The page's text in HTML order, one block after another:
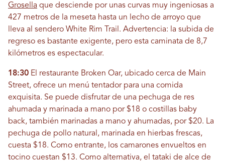
Grosella que desciende por unas curvas muy ingeniosas a
427 metros de la meseta hasta un lecho de arroyo que
lleva al sendero White Rim Trail. Advertencia: la subida de
regreso es bastante exigente, pero esta caminata de 8,7
kilómetros es espectacular.
18:30 El restaurante Broken Oar, ubicado cerca de Main
Street, ofrece un menú tentador para una comida
exquisita. Se puede disfrutar de una pechuga de res
ahumada y marinada a mano por $18 o costillas baby
back, también marinadas a mano y ahumadas, por $20. La
pechuga de pollo natural, marinada en hierbas frescas,
cuesta $18. Como entrante, los camarones envueltos en
tocino cuestan $13. Como alternativa, el tataki de alce de